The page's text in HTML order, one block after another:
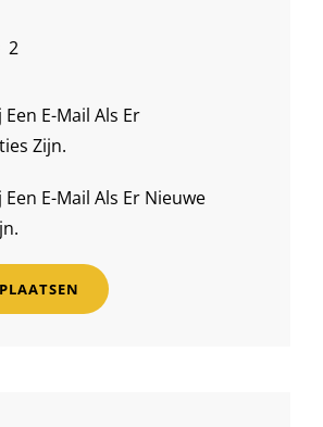
2
E-Mail Als Er
Zijn.
E-Mail Als Er Nieuwe